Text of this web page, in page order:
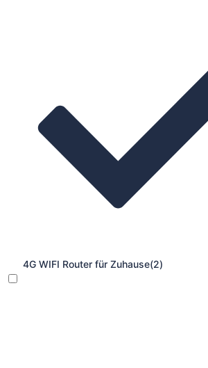
4G WIFI Router für Zuhause(2)